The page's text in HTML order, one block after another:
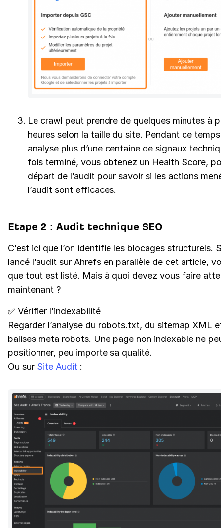
Le crawl peut prendre de quelques minutes à
heures selon la taille du site. Pendant ce
analyse plus d’une centaine de signaux
fois terminé, vous obtenez un Health Score,
départ de l’audit pour savoir si les actions
l’audit sont efficaces.
Etape 2 : Audit technique SEO
C’est ici que l’on identifie les blocages structurels.
lancé l’audit sur Ahrefs en parallèle de cet article,
que tout est listé. Mais à quoi devez vous faire
maintenant ?
✅ Vérifier l’indexabilité
Regarder l’analyse du robots.txt, du sitemap XML
balises meta robots. Une page non indexable ne
positionner, peu importe sa qualité.
Ou sur Site Audit :